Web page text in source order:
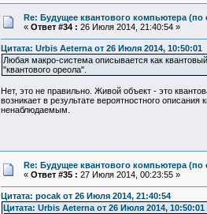
Re: Будущее квантового компьютера (по
« Ответ #34 : 26 Июля 2014, 21:40:54 »
Цитата: Urbis Aeterna от 26 Июля 2014, 10:50:01
Любая макро-система описывается как
"квантового ореола".
Нет, это не правильно. Живой объект - это
возникает в результате вероятностного
ненаблюдаемым.
Re: Будущее квантового компьютера (по
« Ответ #35 : 27 Июля 2014, 00:23:55 »
Цитата: pocak от 26 Июля 2014, 21:40:54
Цитата: Urbis Aeterna от 26 Июля 2014, 10:50:01